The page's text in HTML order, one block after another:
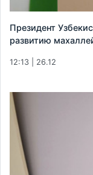
Президент
развитию
12:13 | 26.12